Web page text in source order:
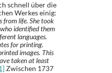
schnell über die
Werkes einig:
from life. She took
identified them
languages.
for printing.
images. This
taken at least
Zwischen 1737